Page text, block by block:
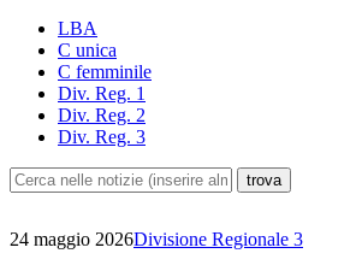
LBA
C unica
C femminile
Div. Reg. 1
Div. Reg. 2
Div. Reg. 3
24 maggio 2026Divisione Regionale 3